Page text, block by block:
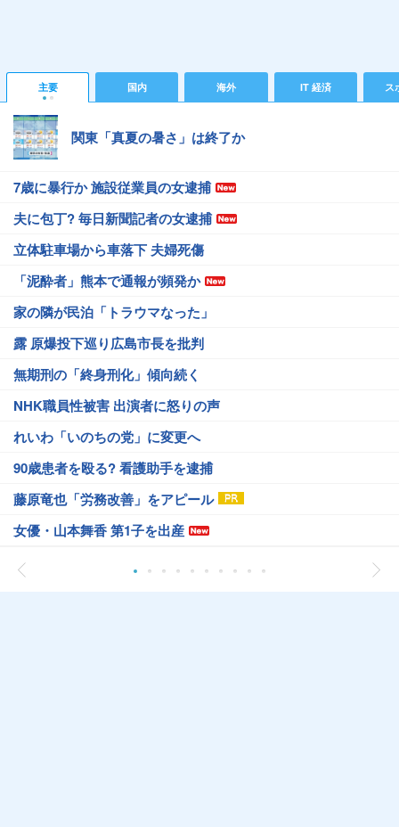
主要 国内 海外 IT 経済 ス
関東「真夏の暑さ」は終了か
7歳に暴行か 施設従業員の女逮捕
夫に包丁? 毎日新聞記者の女逮捕
立体駐車場から車落下 夫婦死傷
「泥酔者」熊本で通報が頻発か
家の隣が民泊「トラウマなった」
露 原爆投下巡り広島市長を批判
無期刑の「終身刑化」傾向続く
NHK職員性被害 出演者に怒りの声
れいわ「いのちの党」に変更へ
90歳患者を殴る? 看護助手を逮捕
藤原竜也「労務改善」をアピール
女優・山本舞香 第1子を出産